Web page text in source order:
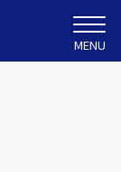
MENU